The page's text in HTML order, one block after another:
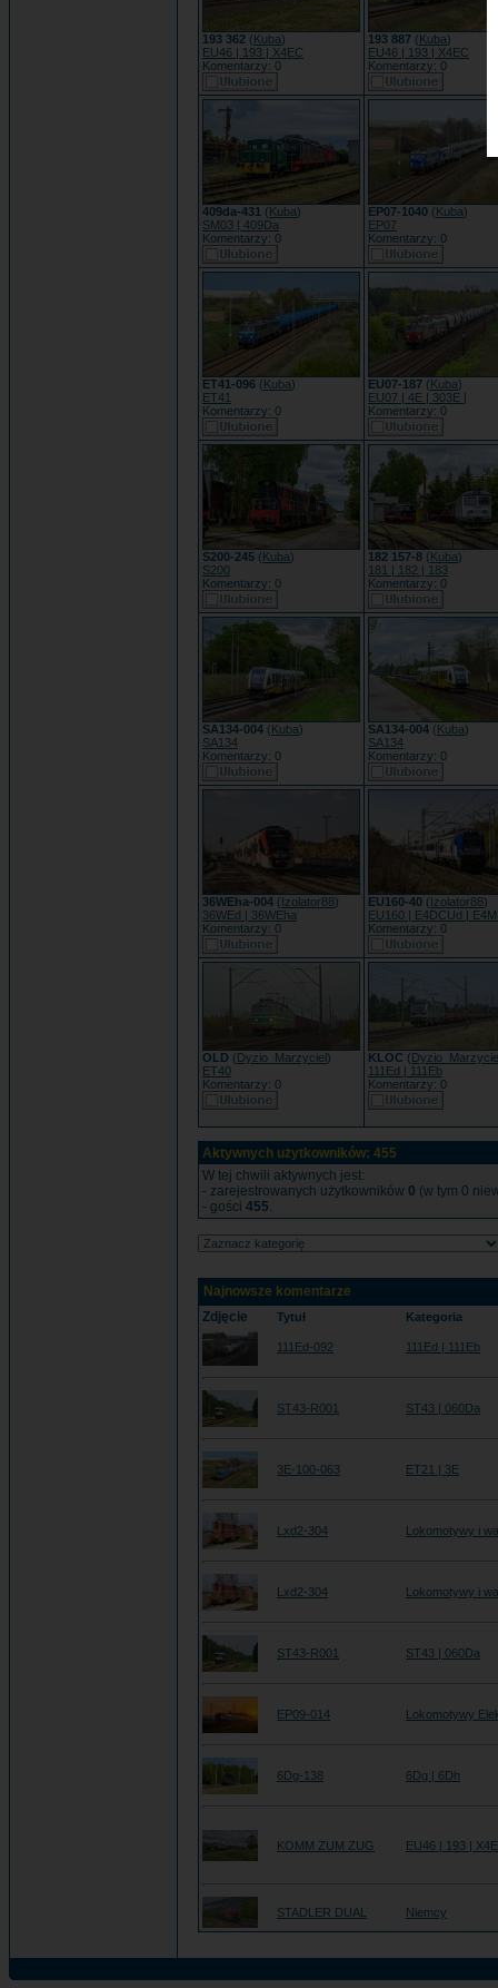
193 362 (Kuba)
EU46 | 193 | X4EC
Komentarzy: 0
193 887 (Kuba)
EU46 | 193 | X4EC
Komentarzy: 0
409da-431 (Kuba)
SM03 | 409Da
Komentarzy: 0
EP07-1040 (Kuba)
EP07
Komentarzy: 0
ET41-096 (Kuba)
ET41
Komentarzy: 0
EU07-187 (Kuba)
EU07 | 4E | 303E |
Komentarzy: 0
S200-245 (Kuba)
S200
Komentarzy: 0
182 157-8 (Kuba)
181 | 182 | 183
Komentarzy: 0
SA134-004 (Kuba)
SA134
Komentarzy: 0
SA134-004 (Kuba)
SA134
Komentarzy: 0
36WEha-004 (Izolator88)
36WEd | 36WEha
Komentarzy: 0
EU160-40 (Izolator88)
EU160 | E4DCUd |
Komentarzy: 0
OLD (Dyzio_Marzyciel)
ET40
Komentarzy: 0
KLOC (
111Ed | 111Eb
Komentarzy: 0
Aktywnych użytkowników: 455
W tej chwili aktywnych jest:
- zarejestrowanych użytkowników 0 (w tym 0
- gości 455.
Najnowsze komentarze
Zdjęcie
Tytuł Kategoria
111Ed-092 111Ed | 111Eb
ST43-R001 ST43 | 060Da
3E-100-063 ET21 | 3E
Lxd2-304 Lokomotywy i
Lxd2-304 Lokomotywy i
ST43-R001 ST43 | 060Da
EP09-014 Lokomotywy
6Dg-138 6Dg | 6Dh
KOMM ZUM ZUG EU46 | 193 |
STADLER DUAL Niemcy